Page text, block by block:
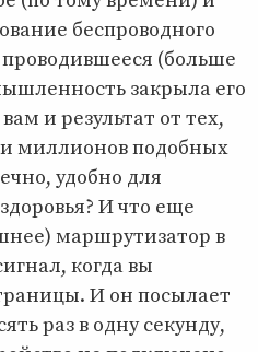
беспроводного
(больше
закрыла его
и результат от тех,
миллионов подобных
удобно для
И что еще
маршрутизатор в
когда вы
И он посылает
раз в одну секунду,